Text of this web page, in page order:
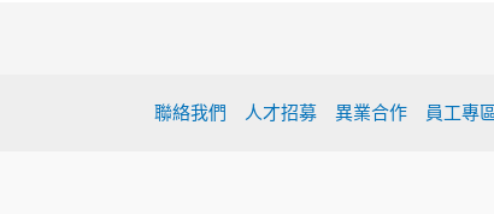
聯絡我們 人才招募 異業合作 員工專